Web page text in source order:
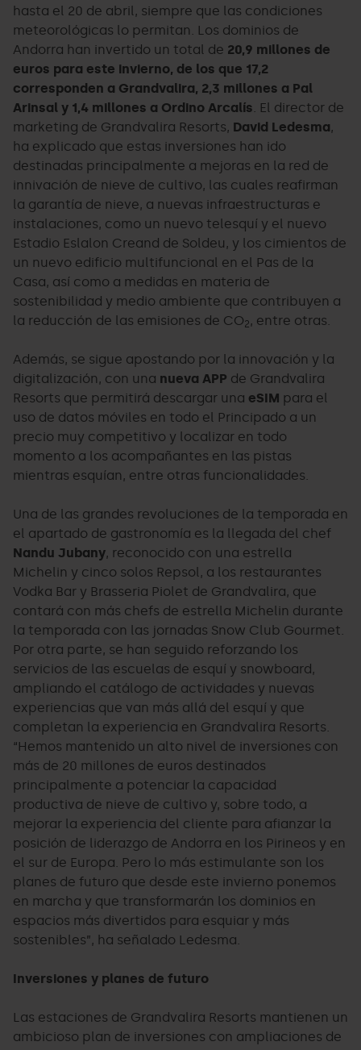
hasta el 20 de abril, siempre que las condiciones
meteorológicas lo permitan. Los dominios de
Andorra han invertido un total de 20,9 millones de
euros para este invierno, de los que 17,2
corresponden a Grandvalira, 2,3 millones a Pal
Arinsal y 1,4 millones a Ordino Arcalís. El director de
marketing de Grandvalira Resorts, David Ledesma,
ha explicado que estas inversiones han ido
destinadas principalmente a mejoras en la red de
innivación de nieve de cultivo, las cuales reafirman
la garantía de nieve, a nuevas infraestructuras e
instalaciones, como un nuevo telesquí y el nuevo
Estadio Eslalon Creand de Soldeu, y los cimientos de
un nuevo edificio multifuncional en el Pas de la
Casa, así como a medidas en materia de
sostenibilidad y medio ambiente que contribuyen a
la reducción de las emisiones de CO2 , entre otras.
Además, se sigue apostando por la innovación y la
digitalización, con una nueva APP de Grandvalira
Resorts que permitirá descargar una eSIM para el
uso de datos móviles en todo el Principado a un
precio muy competitivo y localizar en todo
momento a los acompañantes en las pistas
mientras esquían, entre otras funcionalidades.
Una de las grandes revoluciones de la temporada en
el apartado de gastronomía es la llegada del chef
Nandu Jubany, reconocido con una estrella
Michelin y cinco solos Repsol, a los restaurantes
Vodka Bar y Brasseria Piolet de Grandvalira, que
contará con más chefs de estrella Michelin durante
la temporada con las jornadas Snow Club Gourmet.
Por otra parte, se han seguido reforzando los
servicios de las escuelas de esquí y snowboard,
ampliando el catálogo de actividades y nuevas
experiencias que van más allá del esquí y que
completan la experiencia en Grandvalira Resorts.
“Hemos mantenido un alto nivel de inversiones con
más de 20 millones de euros destinados
principalmente a potenciar la capacidad
productiva de nieve de cultivo y, sobre todo, a
mejorar la experiencia del cliente para afianzar la
posición de liderazgo de Andorra en los Pirineos y en
el sur de Europa. Pero lo más estimulante son los
planes de futuro que desde este invierno ponemos
en marcha y que transformarán los dominios en
espacios más divertidos para esquiar y más
sostenibles”, ha señalado Ledesma.
Inversiones y planes de futuro
Las estaciones de Grandvalira Resorts mantienen un
ambicioso plan de inversiones con ampliaciones de